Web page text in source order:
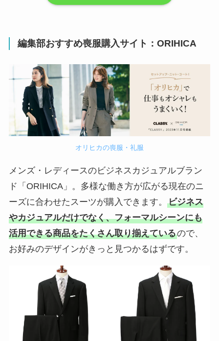
編集部おすすめ喪服購入サイト： ORIHICA
オリヒカの喪服・礼服
メンズ・レディースのビジネスカジュアルブラン
ド「ORIHICA」。多様な働き方が広がる現在のニ
ーズに合わせたスーツが購入できます。 ビジネス
やカジュアルだけでなく、フォーマルシーンにも
活用できる商品をたくさん取り揃えているので、
お好みのデザインがきっと見つかるはずです。